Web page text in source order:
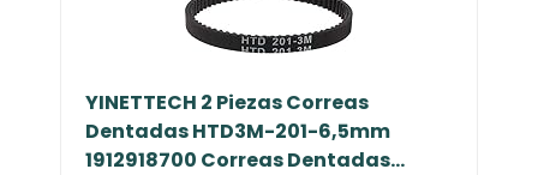
YINETTECH 2 Piezas Correas
Dentadas HTD3M-201-6,5mm
1912918700 Correas Dentadas...